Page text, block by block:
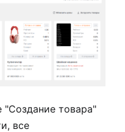
товара"
все